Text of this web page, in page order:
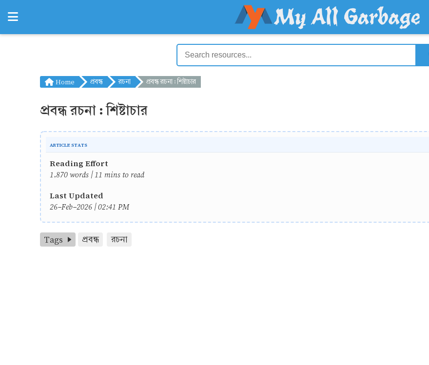
Home প্রবন্ধ রচনা প্রবন্ধ রচনা : শিষ্টাচার
প্রবন্ধ রচনা : শিষ্টাচার
ARTICLE STATS
Reading Effort
1,870 words | 11 mins to read
Last Updated
26-Feb-2026 | 02:41 PM
Tags প্রবন্ধ রচনা